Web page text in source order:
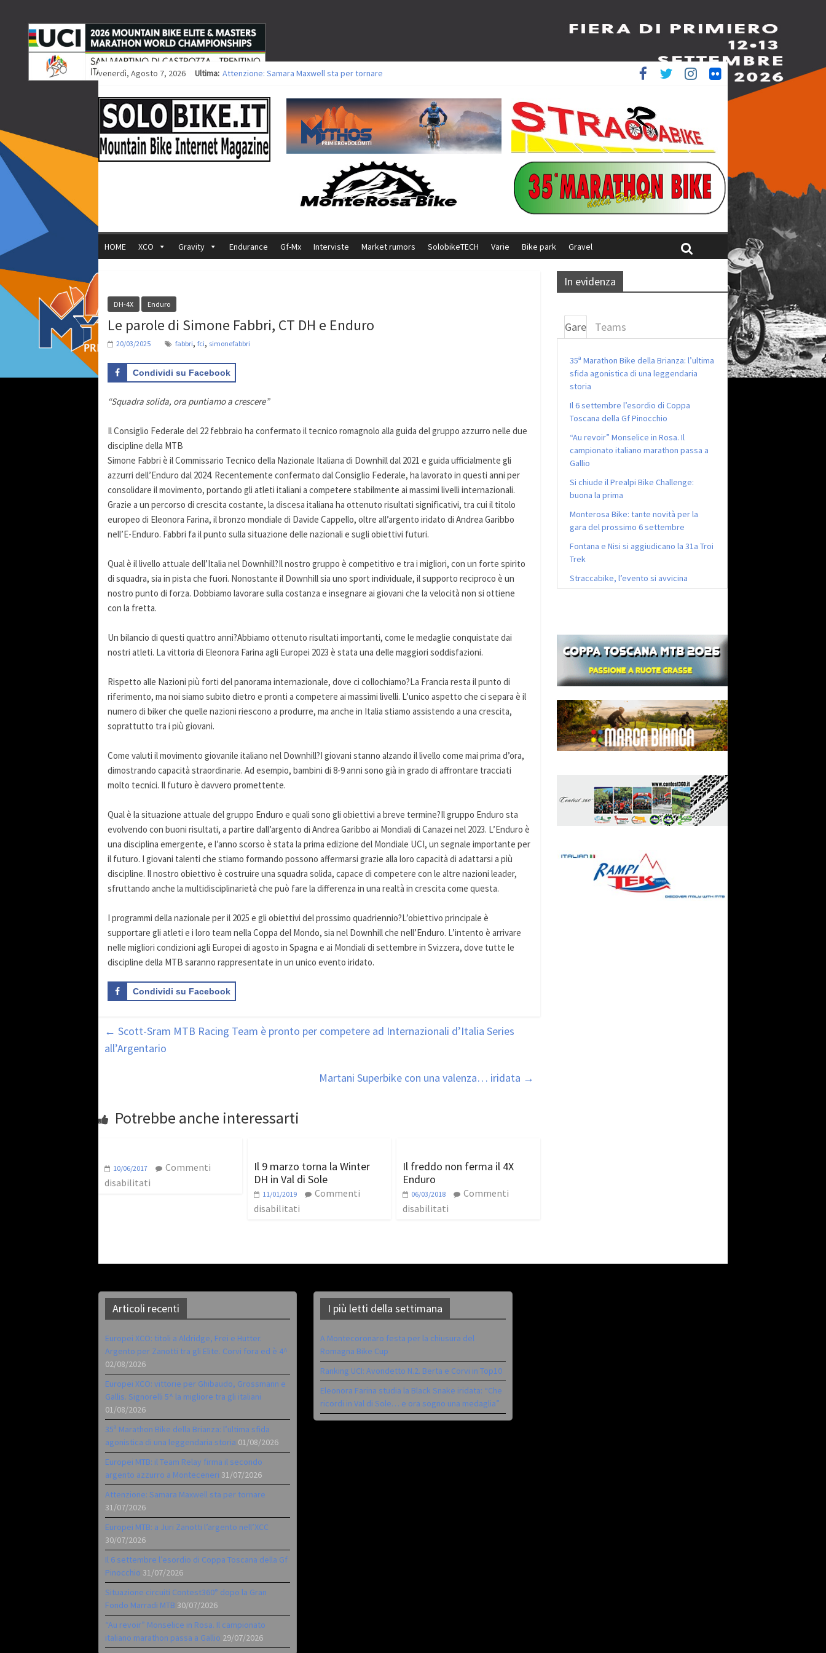
venerdì, Agosto 7, 2026 Ultima: Attenzione: Samara Maxwell sta per tornare
Europei XCO: vittorie per Ghibaudo, Grossmann e Gallis. Signorelli 5^ la migliore tra gli italiani
35ª Marathon Bike della Brianza: l’ultima sfida agonistica di una leggendaria storia
Europei MTB: il Team Relay firma il secondo argento azzurro a Monteceneri
HOME XCO Gravity Endurance Gf-Mx Interviste Market rumors SolobikeTECH Varie Bike park Gravel
DH-4X Enduro
Le parole di Simone Fabbri, CT DH e Enduro
20/03/2025 fabbri, fci, simonefabbri
Condividi su Facebook
“Squadra solida, ora puntiamo a crescere”
Il Consiglio Federale del 22 febbraio ha confermato il tecnico romagnolo alla guida del gruppo azzurro nelle due
discipline della MTB
Simone Fabbri è il Commissario Tecnico della Nazionale Italiana di Downhill dal 2021 e guida ufficialmente gli
azzurri dell’Enduro dal 2024. Recentemente confermato dal Consiglio Federale, ha lavorato in questi anni per
consolidare il movimento, portando gli atleti italiani a competere stabilmente ai massimi livelli internazionali.
Grazie a un percorso di crescita costante, la discesa italiana ha ottenuto risultati significativi, tra cui il titolo
europeo di Eleonora Farina, il bronzo mondiale di Davide Cappello, oltre all’argento iridato di Andrea Garibbo
nell’E-Enduro. Fabbri fa il punto sulla situazione delle nazionali e sugli obiettivi futuri.
Qual è il livello attuale dell’Italia nel Downhill?Il nostro gruppo è competitivo e tra i migliori, con un forte spirito
di squadra, sia in pista che fuori. Nonostante il Downhill sia uno sport individuale, il supporto reciproco è un
nostro punto di forza. Dobbiamo lavorare sulla costanza e insegnare ai giovani che la velocità non si ottiene
con la fretta.
Un bilancio di questi quattro anni?Abbiamo ottenuto risultati importanti, come le medaglie conquistate dai
nostri atleti. La vittoria di Eleonora Farina agli Europei 2023 è stata una delle maggiori soddisfazioni.
Rispetto alle Nazioni più forti del panorama internazionale, dove ci collochiamo?La Francia resta il punto di
riferimento, ma noi siamo subito dietro e pronti a competere ai massimi livelli. L’unico aspetto che ci separa è il
numero di biker che quelle nazioni riescono a produrre, ma anche in Italia stiamo assistendo a una crescita,
soprattutto tra i più giovani.
Come valuti il movimento giovanile italiano nel Downhill?I giovani stanno alzando il livello come mai prima d’ora,
dimostrando capacità straordinarie. Ad esempio, bambini di 8-9 anni sono già in grado di affrontare tracciati
molto tecnici. Il futuro è davvero promettente.
Qual è la situazione attuale del gruppo Enduro e quali sono gli obiettivi a breve termine?Il gruppo Enduro sta
evolvendo con buoni risultati, a partire dall’argento di Andrea Garibbo ai Mondiali di Canazei nel 2023. L’Enduro è
una disciplina emergente, e l’anno scorso è stata la prima edizione del Mondiale UCI, un segnale importante per
il futuro. I giovani talenti che stiamo formando possono affermarsi grazie alla loro capacità di adattarsi a più
discipline. Il nostro obiettivo è costruire una squadra solida, capace di competere con le altre nazioni leader,
sfruttando anche la multidisciplinarietà che può fare la differenza in una realtà in crescita come questa.
I programmi della nazionale per il 2025 e gli obiettivi del prossimo quadriennio?L’obiettivo principale è
supportare gli atleti e i loro team nella Coppa del Mondo, sia nel Downhill che nell’Enduro. L’intento è arrivare
nelle migliori condizioni agli Europei di agosto in Spagna e ai Mondiali di settembre in Svizzera, dove tutte le
discipline della MTB saranno rappresentate in un unico evento iridato.
Condividi su Facebook
← Scott-Sram MTB Racing Team è pronto per competere ad Internazionali d’Italia Series
all’Argentario
Martani Superbike con una valenza… iridata →
Potrebbe anche interessarti
10/06/2017
Commenti
disabilitati
Il 9 marzo torna la Winter
DH in Val di Sole
11/01/2019
Commenti
disabilitati
Il freddo non ferma il 4X
Enduro
06/03/2018
Commenti
disabilitati
In evidenza
Gare Teams
35ª Marathon Bike della Brianza: l’ultima
sfida agonistica di una leggendaria
storia
Il 6 settembre l’esordio di Coppa
Toscana della Gf Pinocchio
“Au revoir” Monselice in Rosa. Il
campionato italiano marathon passa a
Gallio
Si chiude il Prealpi Bike Challenge:
buona la prima
Monterosa Bike: tante novità per la
gara del prossimo 6 settembre
Fontana e Nisi si aggiudicano la 31a Troi
Trek
Straccabike, l’evento si avvicina
Articoli recenti
Europei XCO: titoli a Aldridge, Frei e Hutter.
Argento per Zanotti tra gli Elite. Corvi fora ed è 4^
02/08/2026
Europei XCO: vittorie per Ghibaudo, Grossmann e
Gallis. Signorelli 5^ la migliore tra gli italiani
01/08/2026
35ª Marathon Bike della Brianza: l’ultima sfida
agonistica di una leggendaria storia 01/08/2026
Europei MTB: il Team Relay firma il secondo
argento azzurro a Monteceneri 31/07/2026
Attenzione: Samara Maxwell sta per tornare
31/07/2026
Europei MTB: a Juri Zanotti l’argento nell’XCC
30/07/2026
Il 6 settembre l’esordio di Coppa Toscana della Gf
Pinocchio 31/07/2026
Situazione circuiti Contest360° dopo la Gran
Fondo Marradi MTB 30/07/2026
“Au revoir” Monselice in Rosa. Il campionato
italiano marathon passa a Gallio 29/07/2026
I più letti della settimana
A Montecoronaro festa per la chiusura del
Romagna Bike Cup
Ranking UCI: Avondetto N.2. Berta e Corvi in Top10
Eleonora Farina studia la Black Snake iridata: “Che
ricordi in Val di Sole… e ora sogno una medaglia”